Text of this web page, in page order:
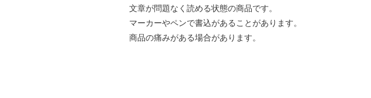
文章が問題なく読める状態の商品です。
マーカーやペンで書込があることがあります。
商品の痛みがある場合があります。